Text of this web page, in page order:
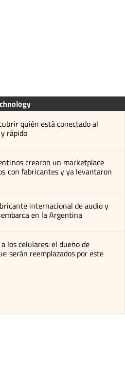
quién está conectado al
rápido
crearon un marketplace
con fabricantes y ya levantaron
internacional de audio y
en la Argentina
los celulares: el dueño de
serán reemplazados por este